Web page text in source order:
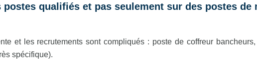
qualifiés et pas seulement sur des postes de
et les recrutements sont compliqués : poste de coffreur bancheurs,
spécifique).